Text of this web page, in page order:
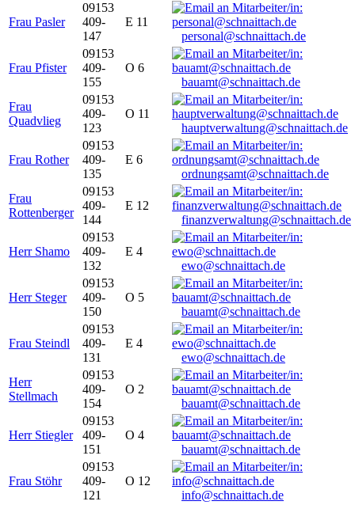
Frau Pasler
09153
409-
147
E 11
personal@schnaittach.de
Frau Pfister
09153
409-
155
O 6
bauamt@schnaittach.de
Frau
Quadvlieg
09153
409-
123
O 11
hauptverwaltung@schnaittach.de
Frau Rother
09153
409-
135
E 6
ordnungsamt@schnaittach.de
Frau
Rottenberger
09153
409-
144
E 12
finanzverwaltung@schnaittach.de
Herr Shamo
09153
409-
132
E 4
ewo@schnaittach.de
Herr Steger
09153
409-
150
O 5
bauamt@schnaittach.de
Frau Steindl
09153
409-
131
E 4
ewo@schnaittach.de
Herr
Stellmach
09153
409-
154
O 2
bauamt@schnaittach.de
Herr Stiegler
09153
409-
151
O 4
bauamt@schnaittach.de
Frau Stöhr
09153
409-
121
O 12
info@schnaittach.de